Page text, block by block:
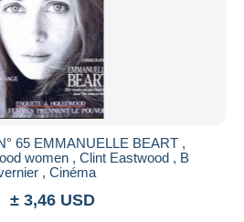
65 EMMANUELLE BEART ,
women , Clint Eastwood , B
, Cinéma
± 3,46 USD